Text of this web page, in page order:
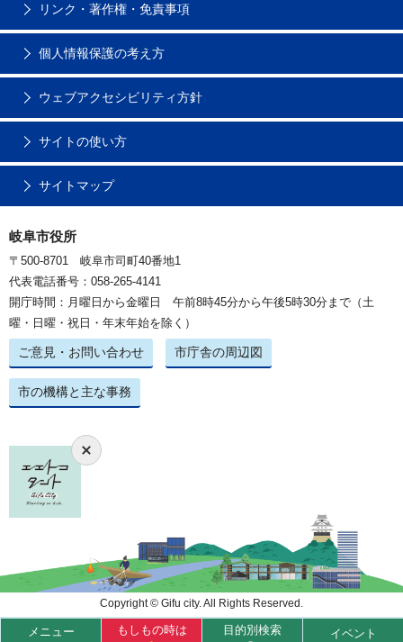
メニュー もしもの時は 目的別検索 イベント
リンク・著作権・免責事項
個人情報保護の考え方
ウェブアクセシビリティ方針
サイトの使い方
サイトマップ
岐阜市役所
〒500-8701 岐阜市司町40番地1
代表電話番号：058-265-4141
開庁時間：月曜日から金曜日 午前8時45分から午後5時30分まで（土
曜・日曜・祝日・年末年始を除く）
ご意見・お問い合わせ 市庁舎の周辺図
市の機構と主な事務
Copyright © Gifu city. All Rights Reserved.